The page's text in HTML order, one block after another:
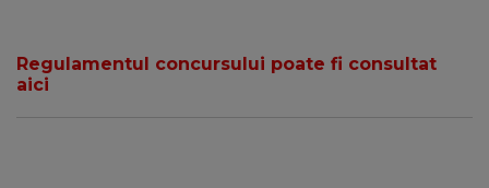
Regulamentul concursului poate fi consultat
aici